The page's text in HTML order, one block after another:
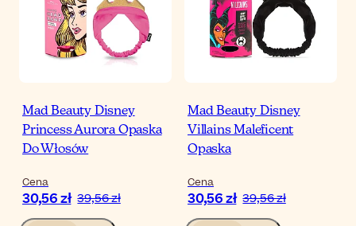
Mad Beauty Disney
Princess Aurora Opaska
Do Włosów
Cena
30,56 zł 39,56 zł
Mad Beauty Disney
Villains Maleficent
Opaska
Cena
30,56 zł 39,56 zł